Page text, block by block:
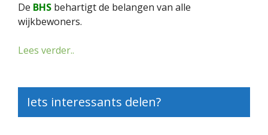
De BHS behartigt de belangen van alle
wijkbewoners.
Lees verder..
Iets interessants delen?